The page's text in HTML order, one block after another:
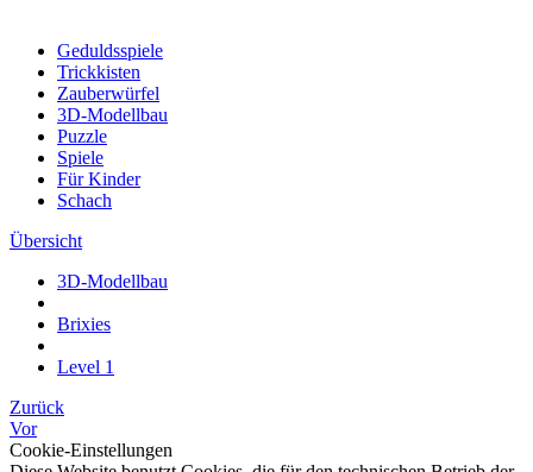
Geduldsspiele
Trickkisten
Zauberwürfel
3D-Modellbau
Puzzle
Spiele
Für Kinder
Schach
Übersicht
3D-Modellbau
Brixies
Level 1
Zurück
Vor
Cookie-Einstellungen